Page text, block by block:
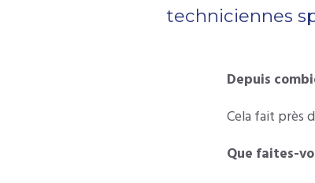
techniciennes
Depuis
Cela fait près
Que faites-